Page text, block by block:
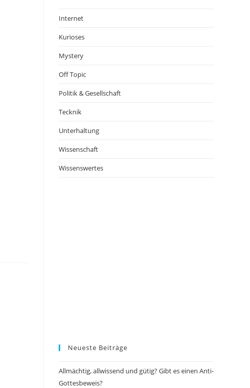
Internet
Kurioses
Mystery
Off Topic
Politik & Gesellschaft
Tecknik
Unterhaltung
Wissenschaft
Wissenswertes
Neueste Beiträge
Allmächtig, allwissend und gütig? Gibt es einen Anti-
Gottesbeweis?